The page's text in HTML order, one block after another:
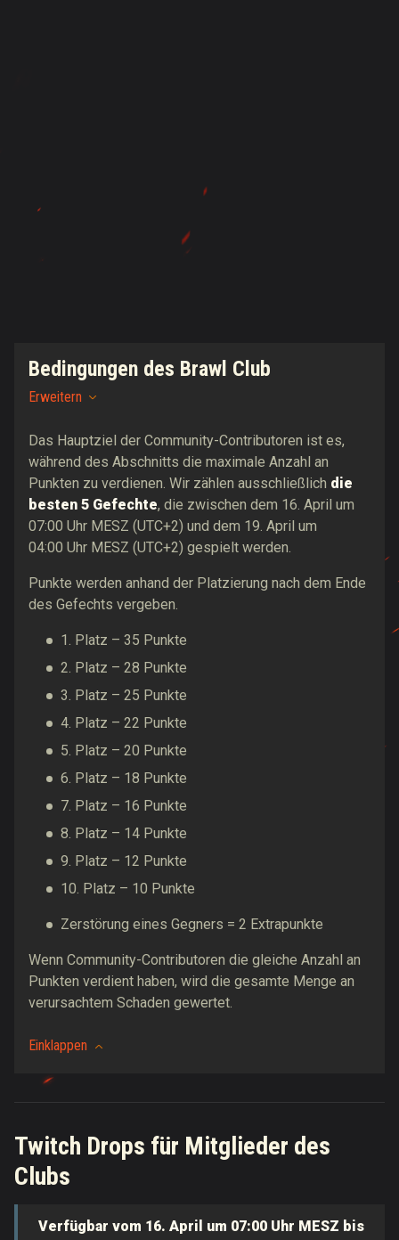
Bedingungen des Brawl Club
Erweitern
Das Hauptziel der Community-Contributoren ist es,
während des Abschnitts die maximale Anzahl an
Punkten zu verdienen. Wir zählen ausschließlich die
besten 5 Gefechte, die zwischen dem 16. April um
07:00 Uhr MESZ (UTC+2) und dem 19. April um
04:00 Uhr MESZ (UTC+2) gespielt werden.
Punkte werden anhand der Platzierung nach dem Ende
des Gefechts vergeben.
1. Platz – 35 Punkte
2. Platz – 28 Punkte
3. Platz – 25 Punkte
4. Platz – 22 Punkte
5. Platz – 20 Punkte
6. Platz – 18 Punkte
7. Platz – 16 Punkte
8. Platz – 14 Punkte
9. Platz – 12 Punkte
10. Platz – 10 Punkte
Zerstörung eines Gegners = 2 Extrapunkte
Wenn Community-Contributoren die gleiche Anzahl an
Punkten verdient haben, wird die gesamte Menge an
verursachtem Schaden gewertet.
Einklappen
Twitch Drops für Mitglieder des
Clubs
Verfügbar vom 16. April um 07:00 Uhr MESZ bis